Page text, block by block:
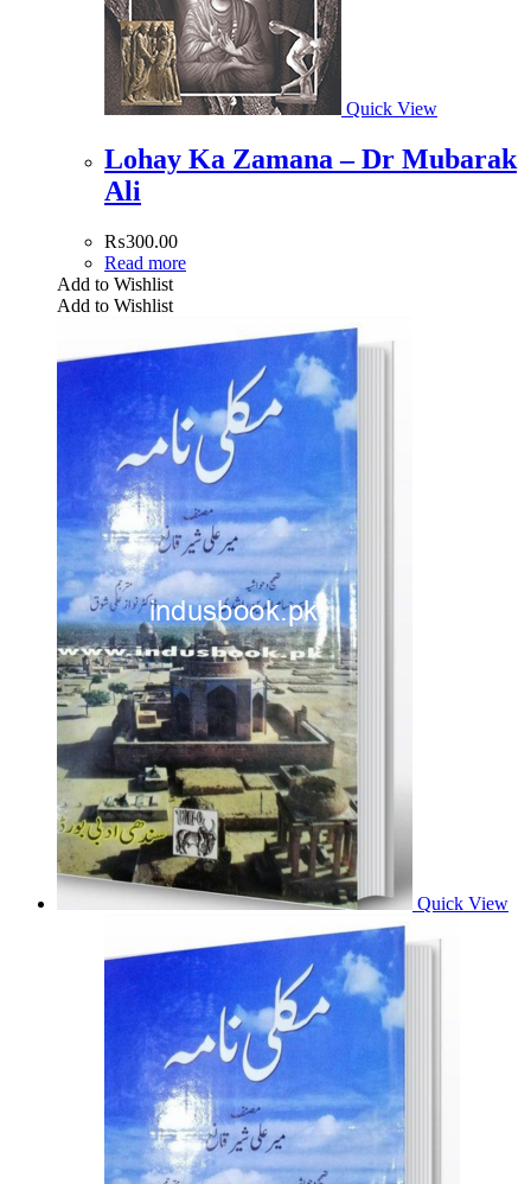
Quick View
Lohay Ka Zamana – Dr Mubarak
Ali
₨300.00
Read more
Add to Wishlist
Add to Wishlist
Quick View